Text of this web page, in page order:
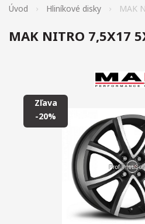
Úvod Hliníkové disky MAK
MAK NITRO 7,5X17
Zľava
-20%